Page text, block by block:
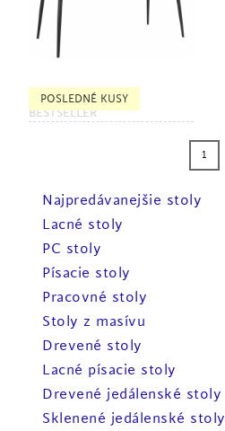
POSLEDNÉ KUSY
BESTSELLER
1
Najpredávanejšie stoly
Lacné stoly
PC stoly
Písacie stoly
Pracovné stoly
Stoly z masívu
Drevené stoly
Lacné písacie stoly
Drevené jedálenské stoly
Sklenené jedálenské stoly